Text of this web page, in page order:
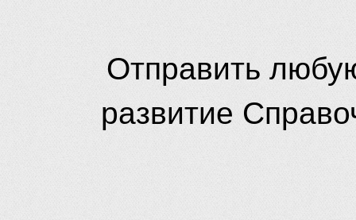
Отправить
развитие